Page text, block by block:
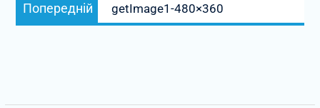
записів
Попередній
запис:
getImage1-480×360